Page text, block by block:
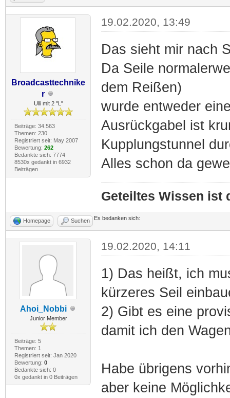
Broadcasttechnike
r
Ulli mit 2 "L"
Beiträge: 34.563
Themen: 230
Registriert seit: May 2007
Bewertung: 262
Bedankte sich: 7774
8530x gedankt in 6932
Beiträgen
19.02.2020, 13:49
Das sieht mir nach
Da Seile
dem Reißen)
wurde entweder
Ausrückgabel ist
Kupplungstunnel
Alles schon da
Geteiltes Wissen ist
Homepage Suchen Es bedanken sich:
Ahoi_Nobbi
Junior Member
Beiträge: 5
Themen: 1
Registriert seit: Jan 2020
Bewertung: 0
Bedankte sich: 0
0x gedankt in 0 Beiträgen
19.02.2020, 14:11
1) Das heißt, ich
kürzeres Seil
2) Gibt es eine
damit ich den
Habe übrigens
aber keine